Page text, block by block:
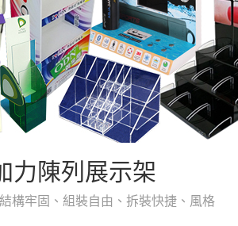
力陳列展示架
構牢固、組裝自由、拆裝快捷、風格